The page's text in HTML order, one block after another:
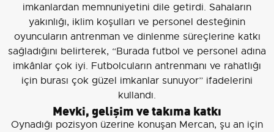
imkanlardan memnuniyetini dile getirdi. Sahaların
yakınlığı, iklim koşulları ve personel desteğinin
oyuncuların antrenman ve dinlenme süreçlerine katkı
sağladığını belirterek, “Burada futbol ve personel adına
imkânlar çok iyi. Futbolcuların antrenmanı ve rahatlığı
için burası çok güzel imkanlar sunuyor” ifadelerini
kullandı.
Mevki, gelişim ve takıma katkı
Oynadığı pozisyon üzerine konuşan Mercan, şu an için